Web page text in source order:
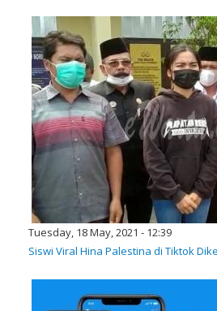
Tuesday, 18 May, 2021 - 12:39
Siswi Viral Hina Palestina di Tiktok